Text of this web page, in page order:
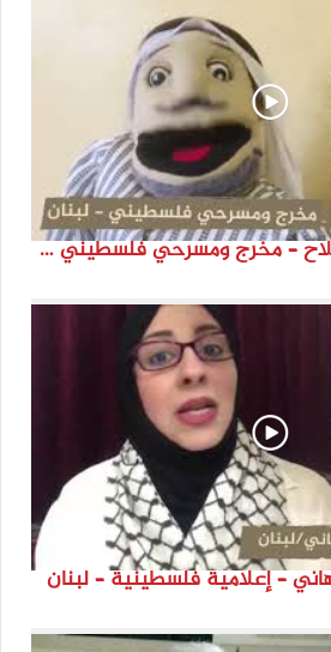
انتماء 2020: أحمد صلاح – مخرج ومسرحي فلسطيني – لبنان